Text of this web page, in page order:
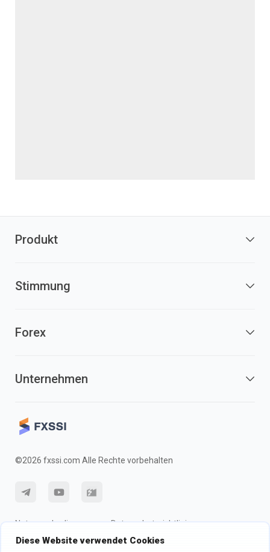
Diese Website verwendet Cookies
Produkt
Stimmung
Forex
Unternehmen
©2026 fxssi.com Alle Rechte vorbehalten
Nutzungsbedingungen
Datenschutzrichtlinie
Risikohinweis
Cookie-Richtlinie